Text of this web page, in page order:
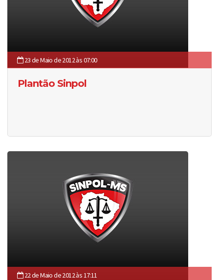
23 de Maio de 2012 às 07:00
Plantão Sinpol
22 de Maio de 2012 às 17:11